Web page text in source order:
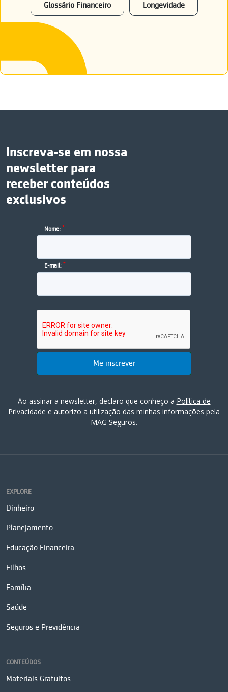
Glossário Financeiro Longevidade
Inscreva-se em nossa
newsletter para
receber conteúdos
exclusivos
Nome: *
E-mail: *
Ao assinar a newsletter, declaro que conheço a Política de
Privacidade e autorizo a utilização das minhas informações pela
MAG Seguros.
EXPLORE
Dinheiro
Planejamento
Educação Financeira
Filhos
Família
Saúde
Seguros e Previdência
CONTEÚDOS
Materiais Gratuitos